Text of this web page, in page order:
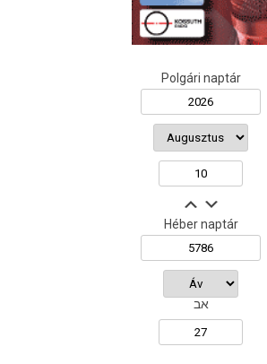
Polgári naptár
Héber naptár
אב